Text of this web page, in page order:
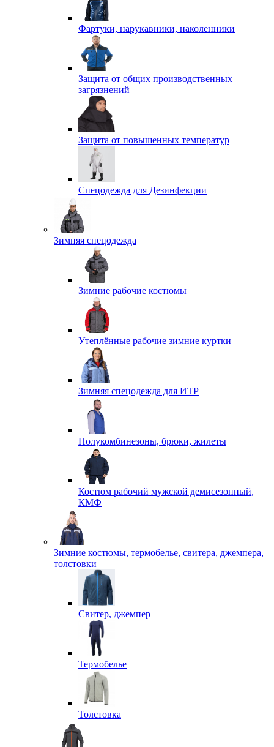
Фартуки, нарукавники, наколенники
Защита от общих производственных
загрязнений
Защита от повышенных температур
Спецодежда для Дезинфекции
Зимняя спецодежда
Зимние рабочие костюмы
Утеплённые рабочие зимние куртки
Зимняя спецодежда для ИТР
Полукомбинезоны, брюки, жилеты
Костюм рабочий мужской демисезонный,
КМФ
Зимние костюмы, термобелье, свитера, джемпера,
толстовки
Свитер, джемпер
Термобелье
Толстовка